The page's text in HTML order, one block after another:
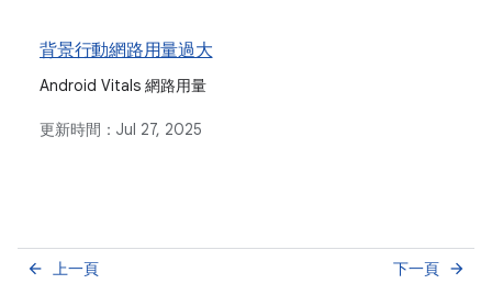
背景行動網路用量過大
Android Vitals 網路用量
更新時間： Jul 27, 2025
上一頁
arrow_back 下一頁 arrow_forward